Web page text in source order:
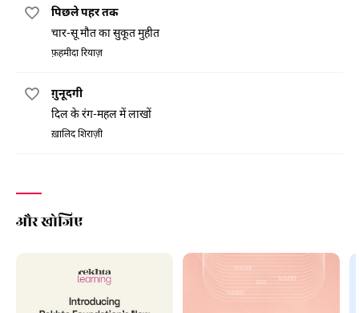
पिछले पहर तक
चार-सू मौत का सुकूत मुहीत
फ़हमीदा रियाज़
ग़ुनूदगी
दिल के रंग-महल में लाखों
ख़ालिद शिराज़ी
और खोजिए